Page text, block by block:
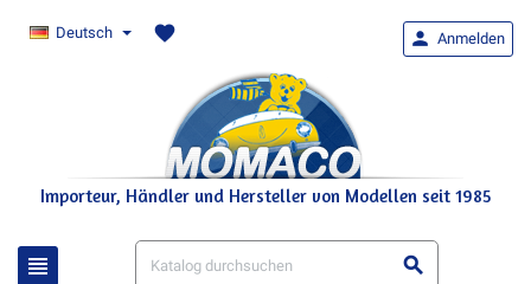
Deutsch favorite
Importeur, Händler und Hersteller von Modellen seit 1985
 
 Anmelden